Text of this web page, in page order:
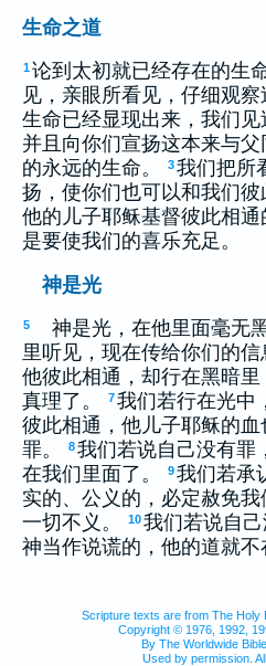
生命之道
1论到太初就已经存在的生
见，亲眼所看见，仔细观察
生命已经显现出来，我们见
并且向你们宣扬这本来与
的永远的生命。
3我们把所
扬，使你们也可以和我们
他的儿子耶稣基督彼此相通
是要使我们的喜乐充足。
神是光
5
神是光，在他里面毫无
里听见，现在传给你们的信
他彼此相通，却行在黑暗
真理了。
7我们若行在光中
彼此相通，他儿子耶稣的
罪。
8我们若说自己没有罪
在我们里面了。
9我们若承
实的、公义的，必定赦免
一切不义。
10我们若说自
神当作说谎的，他的道就不
Scripture texts are from The Holy
Copyright © 1976, 1992,
By The Worldwide
Used by permission.